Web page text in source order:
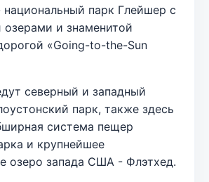
парк Глейшер с
озерами и знаменитой
«Going-to-the-Sun
северный и западный
парк, также здесь
система пещер
и крупнейшее
озеро запада США - Флэтхед.